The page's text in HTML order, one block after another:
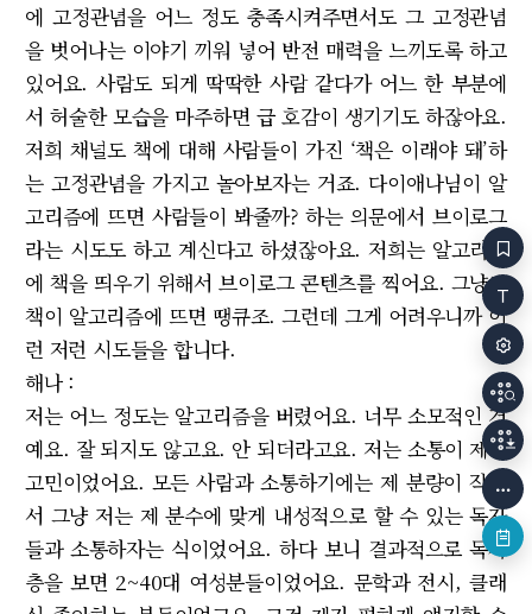
에 고정관념을 어느 정도 충족시켜주면서도 그 고정관념
을 벗어나는 이야기 끼워 넣어 반전 매력을 느끼도록 하고
있어요. 사람도 되게 딱딱한 사람 같다가 어느 한 부분에
서 허술한 모습을 마주하면 급 호감이 생기기도 하잖아요.
저희 채널도 책에 대해 사람들이 가진 ‘책은 이래야 돼’하
는 고정관념을 가지고 놀아보자는 거죠. 다이애나님이 알
고리즘에 뜨면 사람들이 봐줄까? 하는 의문에서 브이로그
라는 시도도 하고 계신다고 하셨잖아요. 저희는 알고리즘
에 책을 띄우기 위해서 브이로그 콘텐츠를 찍어요. 그냥도
책이 알고리즘에 뜨면 땡큐조. 그런데 그게 어려우니까 이
런 저런 시도들을 합니다.
해나 :
저는 어느 정도는 알고리즘을 버렸어요. 너무 소모적인 거
예요. 잘 되지도 않고요. 안 되더라고요. 저는 소통이 제일
고민이었어요. 모든 사람과 소통하기에는 제 분량이 작아
서 그냥 저는 제 분수에 맞게 내성적으로 할 수 있는 독자
들과 소통하자는 식이었어요. 하다 보니 결과적으로 독자
층을 보면 2~40대 여성분들이었어요. 문학과 전시, 클래